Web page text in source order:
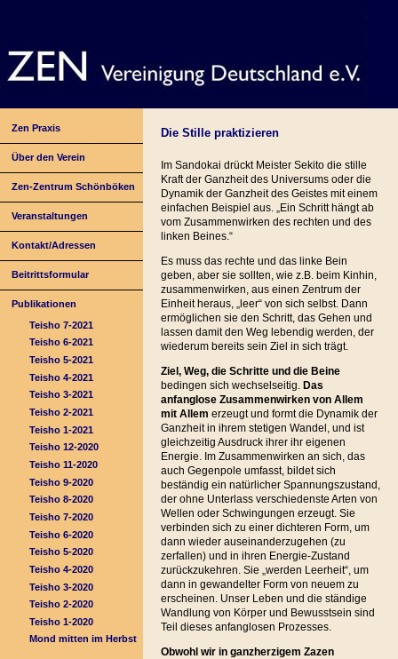
Zen Praxis
Über den Verein
Zen-Zentrum Schönböken
Veranstaltungen
Kontakt/Adressen
Beitrittsformular
Publikationen
Teisho 7-2021
Teisho 6-2021
Teisho 5-2021
Teisho 4-2021
Teisho 3-2021
Teisho 2-2021
Teisho 1-2021
Teisho 12-2020
Teisho 11-2020
Teisho 9-2020
Teisho 8-2020
Teisho 7-2020
Teisho 6-2020
Teisho 5-2020
Teisho 4-2020
Teisho 3-2020
Teisho 2-2020
Teisho 1-2020
Mond mitten im Herbst
Die Stille praktizieren
Im Sandokai drückt Meister Sekito die stille
Kraft der Ganzheit des Universums oder die
Dynamik der Ganzheit des Geistes mit einem
einfachen Beispiel aus. „Ein Schritt hängt ab
vom Zusammenwirken des rechten und des
linken Beines.“
Es muss das rechte und das linke Bein
geben, aber sie sollten, wie z.B. beim Kinhin,
zusammenwirken, aus einen Zentrum der
Einheit heraus, „leer“ von sich selbst. Dann
ermöglichen sie den Schritt, das Gehen und
lassen damit den Weg lebendig werden, der
wiederum bereits sein Ziel in sich trägt.
Ziel, Weg, die Schritte und die Beine
bedingen sich wechselseitig.Das
anfanglose Zusammenwirken von Allem
mit Allem erzeugt und formt die Dynamik der
Ganzheit in ihrem stetigen Wandel, und ist
gleichzeitig Ausdruck ihrer ihr eigenen
Energie. Im Zusammenwirken an sich, das
auch Gegenpole umfasst, bildet sich
beständig ein natürlicher Spannungszustand,
der ohne Unterlass verschiedenste Arten von
Wellen oder Schwingungen erzeugt. Sie
verbinden sich zu einer dichteren Form, um
dann wieder auseinanderzugehen (zu
zerfallen) und in ihren Energie-Zustand
zurückzukehren. Sie „werden Leerheit“, um
dann in gewandelter Form von neuem zu
erscheinen. Unser Leben und die ständige
Wandlung von Körper und Bewusstsein sind
Teil dieses anfanglosen Prozesses.
Obwohl wir in ganzherzigem Zazen